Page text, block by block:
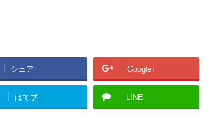
シェア Google+
はてブ LINE